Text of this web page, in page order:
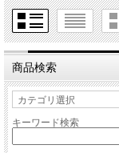
商品検索
キーワード検索